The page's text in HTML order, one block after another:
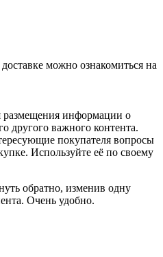
можно ознакомиться на
размещения информации о
другого важного контента.
покупателя вопросы
Используйте её по своему
обратно, изменив одну
Очень удобно.